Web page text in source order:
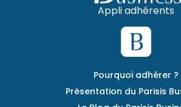
Appli adhérents
Pourquoi adhérer ?
Présentation du Parisis